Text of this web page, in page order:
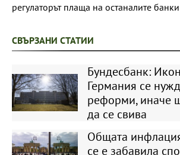
регулаторът плаща на останалите
СВЪРЗАНИ СТАТИИ
Бундесбанк:
Германия се
реформи, иначе
да се свива
Общата
се е забавила